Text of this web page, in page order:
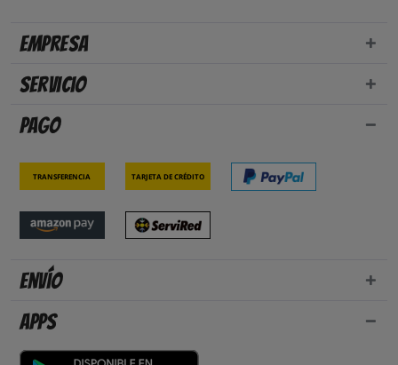
Empresa
Servicio
Pago
Transferencia Tarjeta de crédito
Envío
Apps